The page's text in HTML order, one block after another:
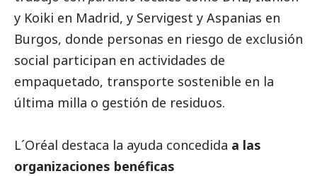
y Koiki en Madrid, y Servigest y Aspanias en
Burgos, donde personas en riesgo de exclusión
social participan en actividades de
empaquetado, transporte sostenible en la
última milla o gestión de residuos.
L´Oréal destaca la ayuda concedida a las
organizaciones benéficas